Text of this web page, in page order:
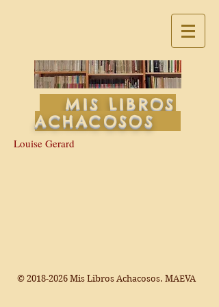
MIS LIBROS
ACHACOSOS
Louise Gerard
© 2018-2026 Mis Libros Achacosos. MAEVA